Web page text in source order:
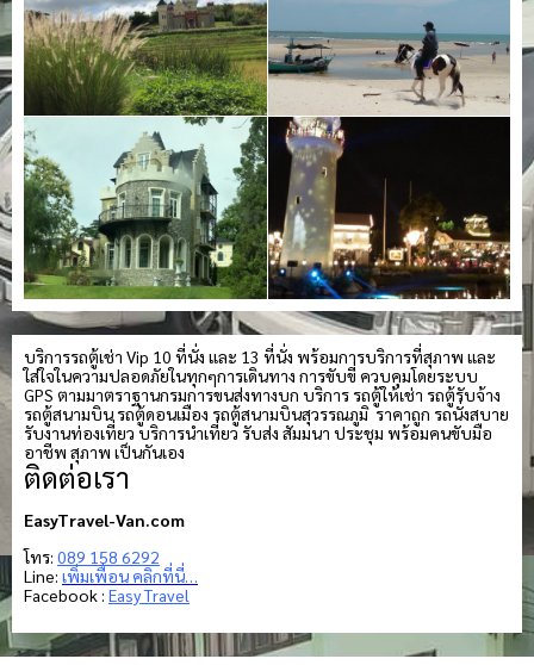
บริการรถตู้เช่า Vip 10 ที่นั่ง และ 13 ที่นั่ง พร้อมการบริการที่สุภาพ และ
ใส่ใจในความปลอดภัยในทุกๆการเดินทาง การขับขี่ ควบคุมโดยระบบ
GPS ตามมาตราฐานกรมการขนส่งทางบก บริการ รถตู้ให้เช่า รถตู้รับจ้าง
รถตู้สนามบิน รถตู้ดอนเมือง รถตู้สนามบินสุวรรณภูมิ ราคาถูก รถนั่งสบาย
รับงานท่องเที่ยว บริการนำเที่ยว รับส่ง สัมมนา ประชุม พร้อมคนขับมือ
อาชีพ สุภาพ เป็นกันเอง
ติดต่อเรา
EasyTravel-Van.com
โทร: 089 158 6292
Line: เพิ่มเพื่อน คลิกที่นี่…
Facebook : Easy Travel